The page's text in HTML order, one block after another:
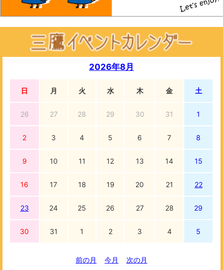
2026年8月
日 月 火 水 木 金 土
26 27 28 29 30 31 1
2 3 4 5 6 7 8
9 10 11 12 13 14 15
16 17 18 19 20 21 22
23 24 25 26 27 28 29
30 31 1 2 3 4 5
前の月 今月 次の月